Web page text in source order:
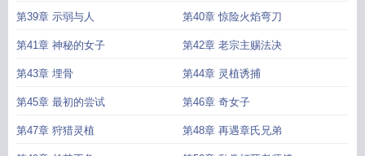
第39章 示弱与人 第40章 惊险火焰弯刀
第41章 神秘的女子 第42章 老宗主赐法决
第43章 埋骨 第44章 灵植诱捕
第45章 最初的尝试 第46章 奇女子
第47章 狩猎灵植 第48章 再遇章氏兄弟